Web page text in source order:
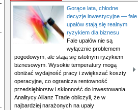
Gorące lata, chłodne
decyzje inwestycyjne — fale
upałów stają się realnym
ryzykiem dla biznesu
Fale upałów nie są
wyłącznie problemem
pogodowym, ale stają się istotnym ryzykiem
biznesowym. Wysokie temperatury mogą
obniżać wydajność pracy i zwiększać koszty
operacyjne, co ogranicza rentowność
przedsiębiorstw i skłonność do inwestowania.
Analitycy Allianz Trade obliczyli, że w
najbardziej narażonych na upały